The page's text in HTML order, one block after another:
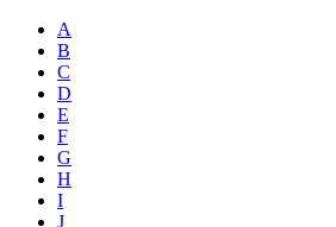
A
B
C
D
E
F
G
H
I
J